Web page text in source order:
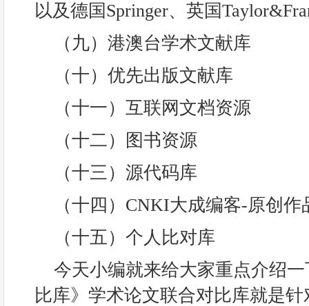
以及德国Springer、英国
（九）港澳台学术文献库
（十）优先出版文献库
（十一）互联网文档资源
（十二）图书资源
（十三）源代码库
（十四）CNKI大成编客-原创作
（十五）个人比对库
今天小编就来给大家重点介绍
比库》学术论文联合对比库就是